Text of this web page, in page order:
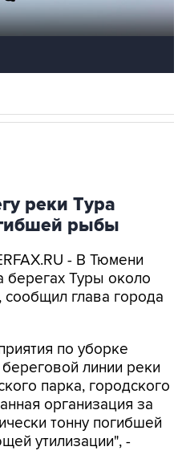
реки Тура
рыбы
- В Тюмени
берегах Туры около
глава города
по уборке
линии реки
парка, городского
организация за
тонну погибшей
утилизации", -